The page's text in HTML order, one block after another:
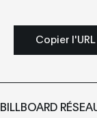
Copier
BILLBOARD